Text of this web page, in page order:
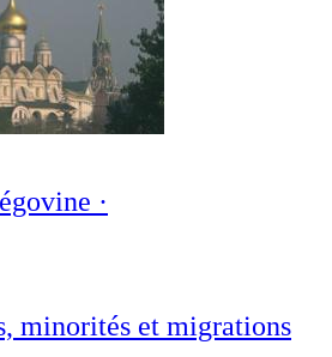
·
minorités et migrations